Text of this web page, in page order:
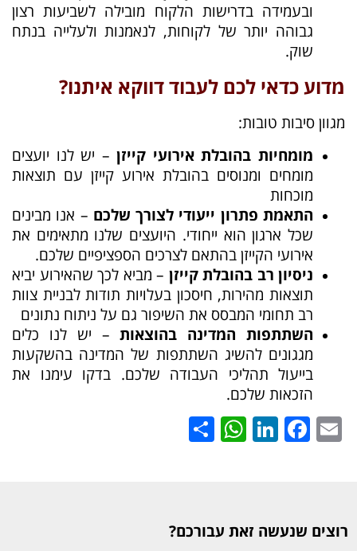
ובעמידה בדרישות הלקוח מובילה לשביעות רצון
גבוהה יותר של לקוחות, לנאמנות ולעלייה בנתח
שוק.
מדוע כדאי לכם לעבוד דווקא איתנו?
מגוון סיבות טובות:
מומחיות בהובלת אירועי קייזן– יש לנו יועצים
מומחים ומנוסים בהובלת אירוע קייזן עם תוצאות
מוכחות
התאמת פתרון ייעודי לצורך שלכם – אנו מבינים
שכל ארגון הוא ייחודי. היועצים שלנו מתאימים את
אירועי הקייזן בהתאם לצרכים הספציפיים שלכם.
ניסיון רב בהובלת קייזן – מביא לכך שהאירוע יביא
תוצאות מהירות, חיסכון בעלויות תודות לבניית צוות
רב תחומי המבסס את השיפור גם על ניתוח נתונים
השתתפות המדינה בהוצאות – יש לנו כלים
מגגונים להשיג השתתפות של המדינה בהשקעות
בייעול תהליכי העבודה שלכם. בדקו עימנו את
הזכאות שלכם.
Email
Facebook
LinkedIn
WhatsApp
רוצים שנעשה זאת עבורכם?